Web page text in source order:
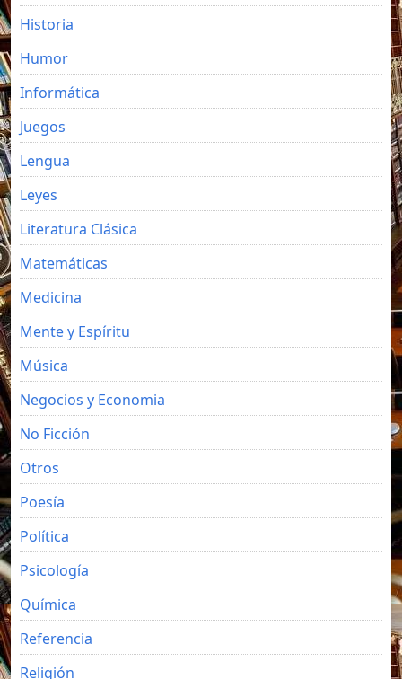
Historia
Humor
Informática
Juegos
Lengua
Leyes
Literatura Clásica
Matemáticas
Medicina
Mente y Espíritu
Música
Negocios y Economia
No Ficción
Otros
Poesía
Política
Psicología
Química
Referencia
Religión